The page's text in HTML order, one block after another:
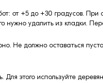
от +5 до +30 градусов.
нужно удалить из кладки.
Не должно оставаться
Для этого используйте